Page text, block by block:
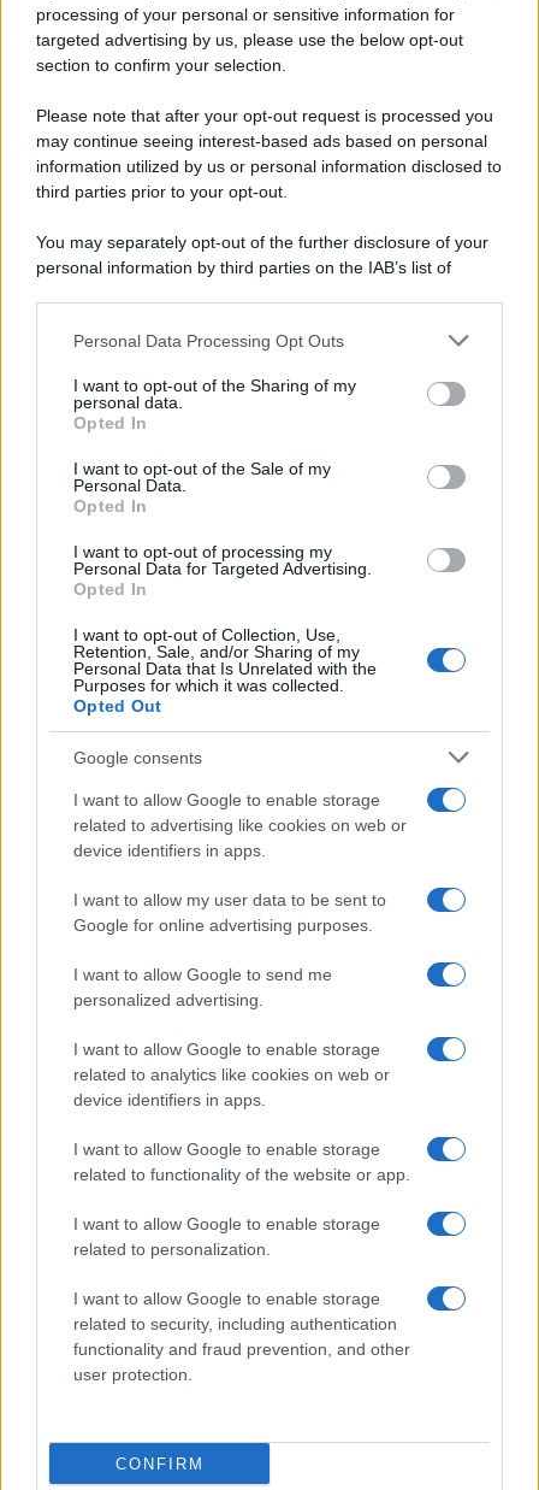
processing of your personal or sensitive information for
targeted advertising by us, please use the below opt-out
section to confirm your selection.
Please note that after your opt-out request is processed you
may continue seeing interest-based ads based on personal
information utilized by us or personal information disclosed to
third parties prior to your opt-out.
You may separately opt-out of the further disclosure of your
personal information by third parties on the IAB’s list of
This information may also be disclosed by us to third parties
disclose it to other third parties.
Please note that this website/app uses one or more Google
services and may gather and store information including but
not limited to your visit or usage behaviour. You may click to
grant or deny consent to Google and its third-party tags to
consent section.
Personal Data Processing Opt Outs
I want to opt-out of the Sharing of my
personal data.
Opted In
I want to opt-out of the Sale of my
Personal Data.
Opted In
I want to opt-out of processing my
Personal Data for Targeted Advertising.
Opted In
I want to opt-out of Collection, Use,
Retention, Sale, and/or Sharing of my
Personal Data that Is Unrelated with the
Purposes for which it was collected.
Opted Out
Google consents
I want to allow Google to enable storage
related to advertising like cookies on web or
device identifiers in apps.
I want to allow my user data to be sent to
Google for online advertising purposes.
I want to allow Google to send me
personalized advertising.
I want to allow Google to enable storage
related to analytics like cookies on web or
device identifiers in apps.
I want to allow Google to enable storage
related to functionality of the website or app.
I want to allow Google to enable storage
related to personalization.
I want to allow Google to enable storage
related to security, including authentication
functionality and fraud prevention, and other
user protection.
CONFIRM